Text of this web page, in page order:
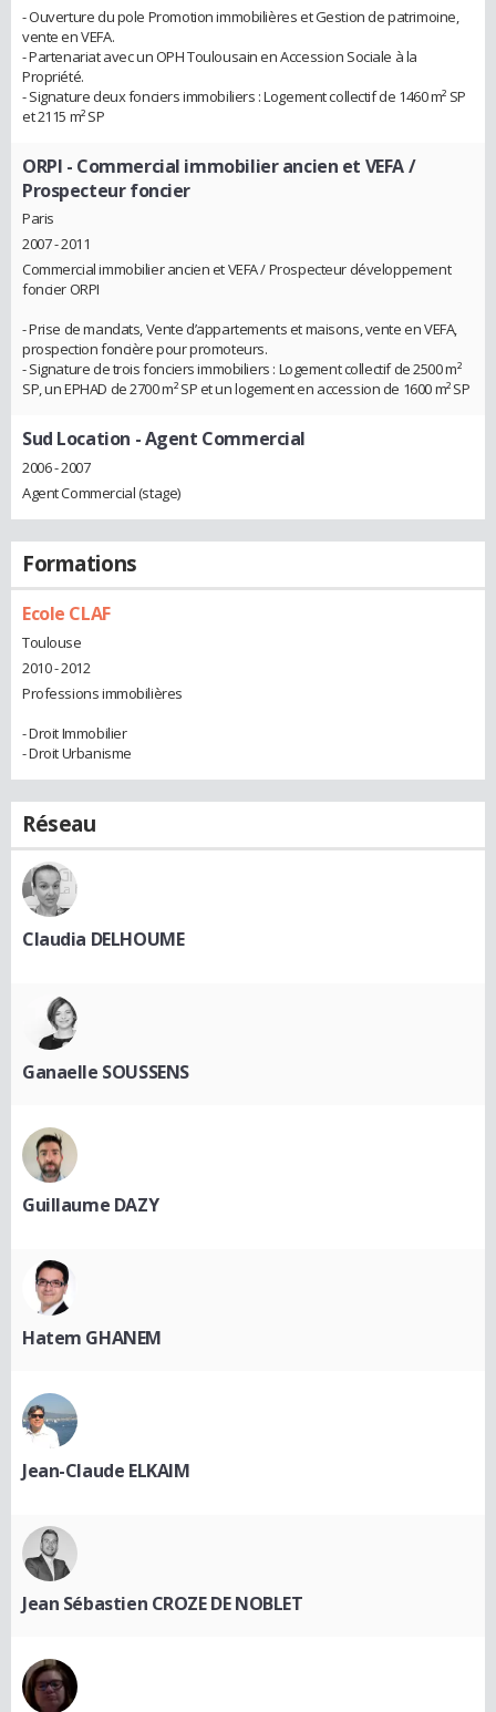
- Ouverture du pole Promotion immobilières et Gestion de patrimoine,
vente en VEFA.
- Partenariat avec un OPH Toulousain en Accession Sociale à la
Propriété.
- Signature deux fonciers immobiliers : Logement collectif de 1460 m² SP
et 2115 m² SP
ORPI - Commercial immobilier ancien et VEFA /
Prospecteur foncier
Paris
2007 - 2011
Commercial immobilier ancien et VEFA / Prospecteur développement
foncier ORPI
- Prise de mandats, Vente d’appartements et maisons, vente en VEFA,
prospection foncière pour promoteurs.
- Signature de trois fonciers immobiliers : Logement collectif de 2500 m²
SP, un EPHAD de 2700 m² SP et un logement en accession de 1600 m² SP
Sud Location - Agent Commercial
2006 - 2007
Agent Commercial (stage)
Formations
Ecole CLAF
Toulouse
2010 - 2012
Professions immobilières
- Droit Immobilier
- Droit Urbanisme
Réseau
Claudia DELHOUME
Ganaelle SOUSSENS
Guillaume DAZY
Hatem GHANEM
Jean-Claude ELKAIM
Jean Sébastien CROZE DE NOBLET